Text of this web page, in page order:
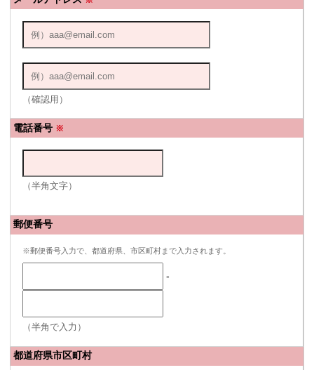
（確認用）
電話番号 ※
（半角文字）
郵便番号
※郵便番号入力で、都道府県、市区町村まで入力されます。
-
（半角で入力）
都道府県市区町村